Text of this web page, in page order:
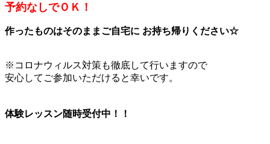
予約なしでＯＫ！
作ったものはそのままご自宅に お持ち帰りください☆
※コロナウィルス対策も徹底して行いますので
安心してご参加いただけると幸いです。
体験レッスン随時受付中！！